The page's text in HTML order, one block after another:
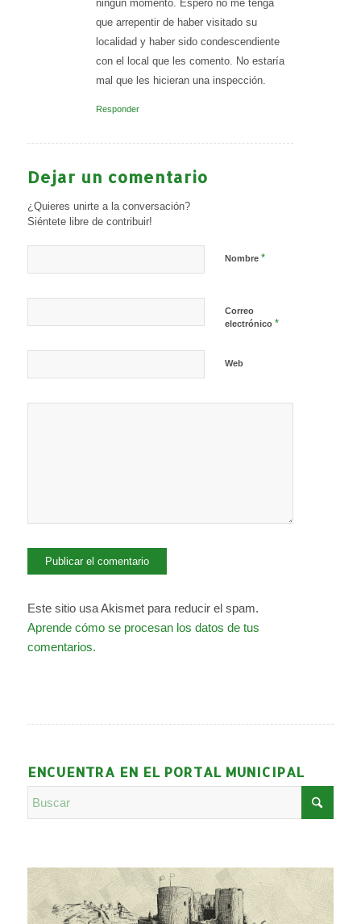
ningún momento. Espero no me tenga
que arrepentir de haber visitado su
localidad y haber sido condescendiente
con el local que les comento. No estaría
mal que les hicieran una inspección.
Responder
Dejar un comentario
¿Quieres unirte a la conversación?
Siéntete libre de contribuir!
Nombre *
Correo
electrónico *
Web
Este sitio usa Akismet para reducir el spam.
Aprende cómo se procesan los datos de tus
comentarios.
ENCUENTRA EN EL PORTAL MUNICIPAL